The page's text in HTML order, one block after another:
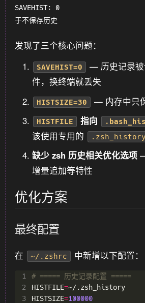
SAVEHIST: 0
发现了三个核心问题：
SAVEHIST=0
— 历史记录被
件，换终端就丢失
HISTSIZE=30 — 内存中只
HISTFILE 指向
该使用专用的
.zsh_history
缺少 zsh 历史相关优化选项—
增量追加等特性
优化方案
最终配置
在 ~/.zshrc 中新增以下配置：
1
# ===== 历史记录配置 =====
2
HISTFILE=
~/.zsh_history
3
HISTSIZE=100000